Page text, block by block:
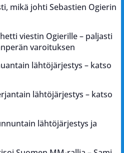
mikä johti Sebastien Ogierin
viestin Ogierille – paljasti
varoituksen
lähtöjärjestys – katso
lähtöjärjestys – katso
lähtöjärjestys ja